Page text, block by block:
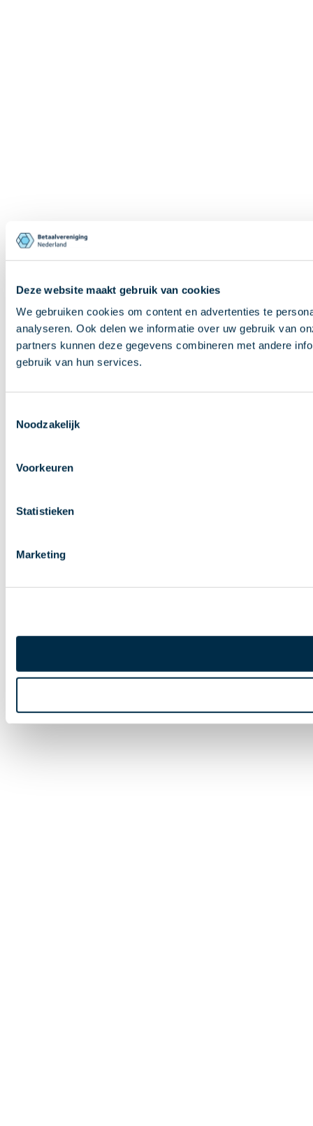
Deze website maakt gebruik van cookies
We gebruiken cookies om content en advertenties te
analyseren. Ook delen we informatie over uw gebruik van
partners kunnen deze gegevens combineren met andere
gebruik van hun services.
Noodzakelijk
Voorkeuren
Statistieken
Marketing